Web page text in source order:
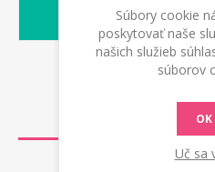
Dodacia lehota:
POPIS
Súbory cookie
poskytovať naše
našich služieb
súborov
OK
Uč sa